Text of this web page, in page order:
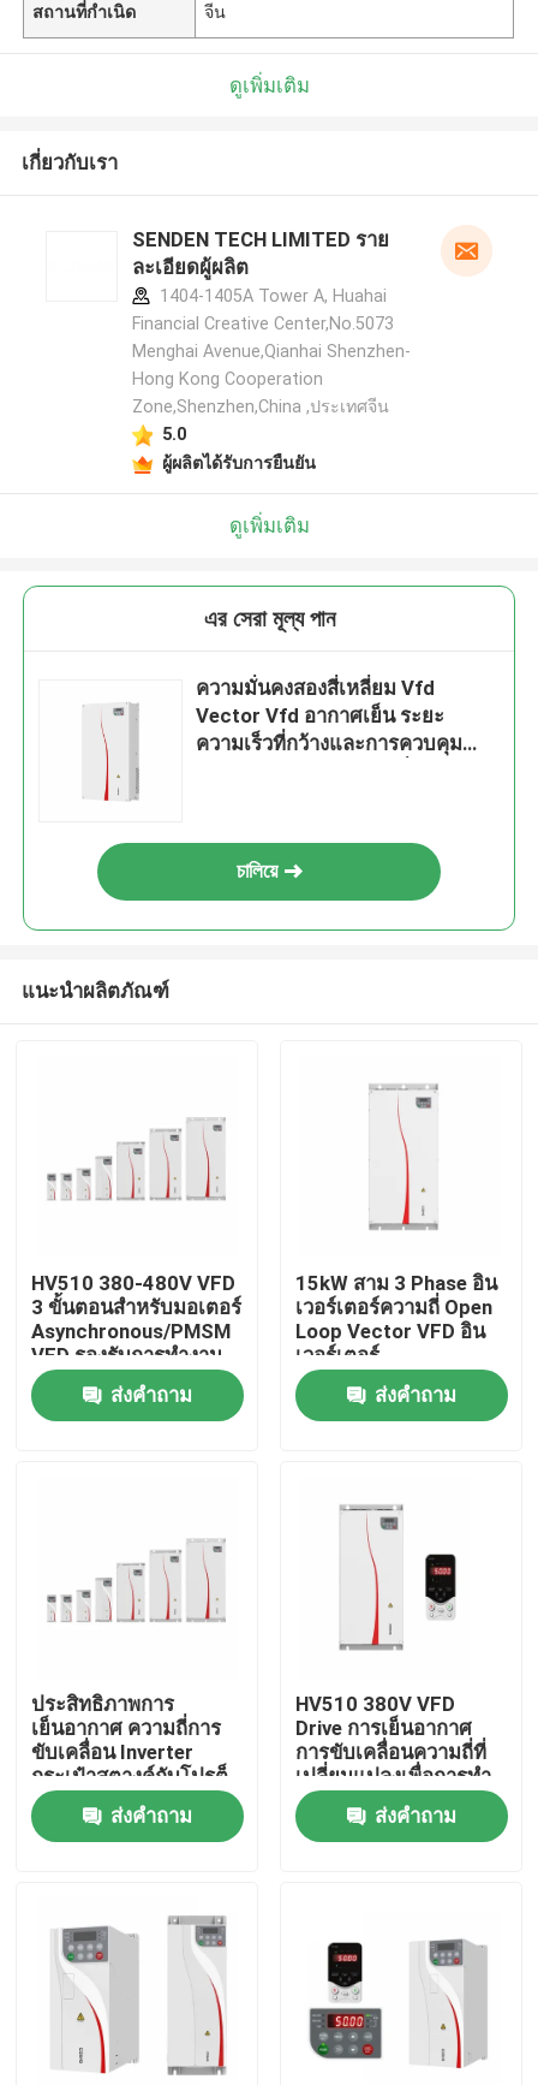
เกี่ยวกับเรา
ทัวร์โรงงาน
การควบคุมคุณภาพ
ติดต่อเรา
ขอทุน
ไดรฟ์ความถี่ตัวแปร VFD
สถานที่กำเนิด จีน
ดูเพิ่มเติม
เกี่ยวกับเรา
SENDEN TECH LIMITED ราย
ละเอียดผู้ผลิต
1404-1405A Tower A, Huahai
Financial Creative Center,No.5073
Menghai Avenue,Qianhai Shenzhen-
Hong Kong Cooperation
Zone,Shenzhen,China ,ประเทศจีน
5.0
ผู้ผลิตได้รับการยืนยัน
ดูเพิ่มเติม
এর সেরা মূল্য পান
ความมั่นคงสองสี่เหลี่ยม Vfd
Vector Vfd อากาศเย็น ระยะ
ความเร็วที่กว้างและการควบคุม
চালিয়ে
แนะนำผลิตภัณฑ์
HV510 380-480V VFD
3 ขั้นตอนสําหรับมอเตอร์
Asynchronous/PMSM
VFD รองรับการทํางาน
หลายความเร็วของ PLC
16-Segmentส่งคำถาม
15kW สาม 3 Phase อิน
เวอร์เตอร์ความถี่ Open
Loop Vector VFD อิน
เวอร์เตอร์
ส่งคำถาม
ประสิทธิภาพการ
เย็นอากาศ ความถี่การ
ขับเคลื่อน Inverter
กระเป๋าสตางค์กับโปรต็
อกอลการสื่อสาร
Modbus RTUส่งคำถาม
HV510 380V VFD
Drive การเย็นอากาศ
การขับเคลื่อนความถี่ที่
เปลี่ยนแปลงเพื่อการทํา
งานที่เรียบร้อยและมั่นคง
ส่งคำถาม